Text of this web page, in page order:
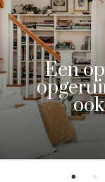
Een